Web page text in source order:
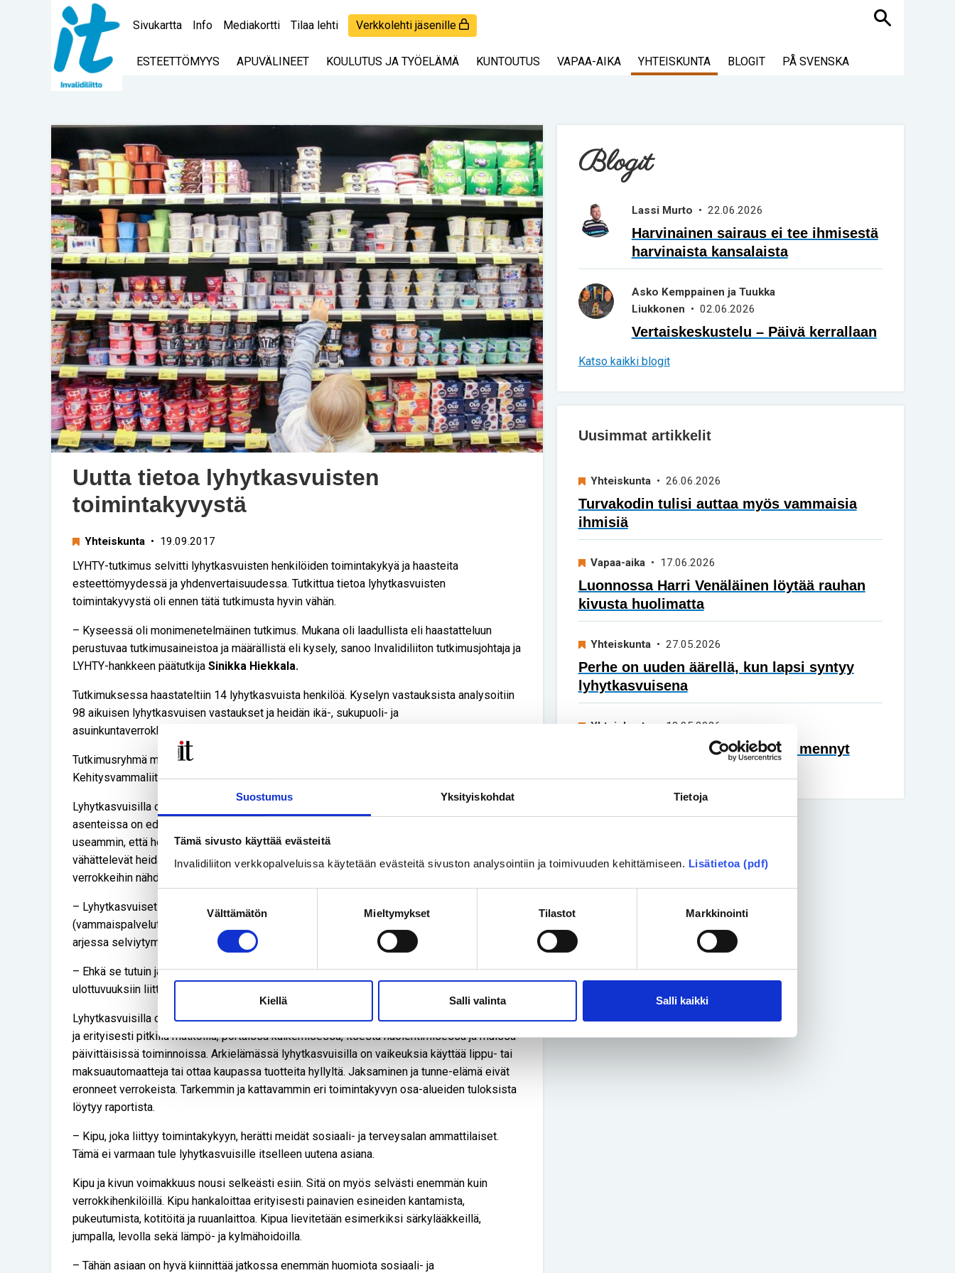
Suostumus Yksityiskohdat Tietoja
Tämä sivusto käyttää evästeitä
Invalidiliiton verkkopalveluissa käytetään evästeitä sivuston analysointiin ja toimivuuden kehittämiseen. Lisätietoa (pdf)
Välttämätön Mieltymykset Tilastot Markkinointi
Kiellä Salli valinta Salli kaikki
Sivukartta Info Mediakortti Tilaa lehti Verkkolehti jäsenille Haku
ESTEETTÖMYYS APUVÄLINEET KOULUTUS JA TYÖELÄMÄ KUNTOUTUS VAPAA-AIKA YHTEISKUNTA BLOGIT PÅ SVENSKA
Uutta tietoa lyhytkasvuisten
toimintakyvystä
Yhteiskunta • 19.09.2017
LYHTY-tutkimus selvitti lyhytkasvuisten henkilöiden toimintakykyä ja haasteita
esteettömyydessä ja yhdenvertaisuudessa. Tutkittua tietoa lyhytkasvuisten
toimintakyvystä oli ennen tätä tutkimusta hyvin vähän.
– Kyseessä oli monimenetelmäinen tutkimus. Mukana oli laadullista eli haastatteluun
perustuvaa tutkimusaineistoa ja määrällistä eli kysely, sanoo Invalidiliiton tutkimusjohtaja ja
LYHTY-hankkeen päätutkija Sinikka Hiekkala.
Tutkimuksessa haastateltiin 14 lyhytkasvuista henkilöä. Kyselyn vastauksista analysoitiin
98 aikuisen lyhytkasvuisen vastaukset ja heidän ikä-, sukupuoli- ja
asuinkuntaverrokkeinaan 71 henkilön vastaukset.
Tutkimusryhmä muodostui Invalidiliiton, HUS:n, THL:n, Lyhytkasvuiset - Kortväxta ry:n,
Kehitysvammaliiton ja HYKS lastenklinikan asiantuntijoista.
Lyhytkasvuisilla on selkeästi haasteita saada sosiaali- ja terveyspalveluja. Myös
asenteissa on edelleen parantamisen varaa. Lyhytkasvuiset kokevat verrokkihenkilöitä
useammin, että heitä syrjitään julkisissa palveluissa, terveydenhuollon ammattilaiset
vähättelevät heidän tarpeitaan tai niitä aliarvioidaan sosiaalipalveluissa. Ero on selkeä
verrokkeihin nähden.
– Lyhytkasvuiset tuovat kuitenkin esille, että yhteiskunnan eri tukipalvelut
(vammaispalvelut, kuljetuspalvelut, kuntoutuspalvelut) edistävät samanarvoisuutta ja
arjessa selviytymistä.
– Ehkä se tutuin ja maalaisjärjellekin jo etukäteen tiedossa oleva asia oli fyysisiin
ulottuvuuksiin liittyvät toimintakyvyn rajoitteet.
Lyhytkasvuisilla on haasteita liikkumisessa ja päivittäisissä toiminnoissa, kuten kävelyssä
ja erityisesti pitkillä matkoilla, portaissa kulkemisessa, itsestä huolehtimisessa ja muissa
päivittäisissä toiminnoissa. Arkielämässä lyhytkasvuisilla on vaikeuksia käyttää lippu- tai
maksuautomaatteja tai ottaa kaupassa tuotteita hyllyltä. Jaksaminen ja tunne-elämä eivät
eronneet verrokeista. Tarkemmin ja kattavammin eri toimintakyvyn osa-alueiden tuloksista
löytyy raportista.
– Kipu, joka liittyy toimintakykyyn, herätti meidät sosiaali- ja terveysalan ammattilaiset.
Tämä ei varmaan tule lyhytkasvuisille itselleen uutena asiana.
Kipu ja kivun voimakkuus nousi selkeästi esiin. Sitä on myös selvästi enemmän kuin
verrokkihenkilöillä. Kipu hankaloittaa erityisesti painavien esineiden kantamista,
pukeutumista, kotitöitä ja ruuanlaittoa. Kipua lievitetään esimerkiksi särkylääkkeillä,
jumpalla, levolla sekä lämpö- ja kylmähoidoilla.
– Tähän asiaan on hyvä kiinnittää jatkossa enemmän huomiota sosiaali- ja
Blogit
Lassi Murto • 22.06.2026
Harvinainen sairaus ei tee ihmisestä
harvinaista kansalaista
Asko Kemppainen ja Tuukka
Liukkonen • 02.06.2026
Vertaiskeskustelu – Päivä kerrallaan
Katso kaikki blogit
Uusimmat artikkelit
Yhteiskunta• 26.06.2026
Turvakodin tulisi auttaa myös vammaisia
ihmisiä
Vapaa-aika• 17.06.2026
Luonnossa Harri Venäläinen löytää rauhan
kivusta huolimatta
Yhteiskunta• 27.05.2026
Perhe on uuden äärellä, kun lapsi syntyy
lyhytkasvuisena
Yhteiskunta • 18.05.2026
Ruotsissa vammaispolitiikka on mennyt